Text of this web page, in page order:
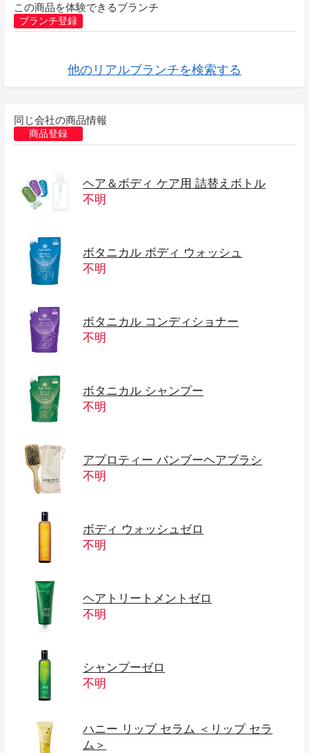
この商品を体験できるブランチ
ブランチ登録
他のリアルブランチを検索する
同じ会社の商品情報
商品登録
ヘア＆ボディ ケア用 詰替えボトル
不明
ボタニカル ボディ ウォッシュ
不明
ボタニカル コンディショナー
不明
ボタニカル シャンプー
不明
アプロティー バンブーヘアブラシ
不明
ボディ ウォッシュゼロ
不明
ヘアトリートメントゼロ
不明
シャンプーゼロ
不明
ハニー リップ セラム ＜リップ セラ
ム＞